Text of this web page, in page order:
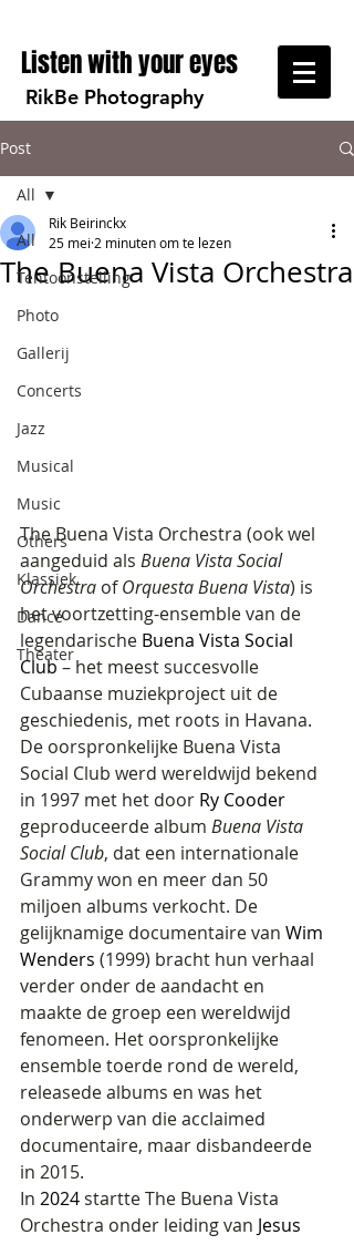
Listen with your eyes
RikBe Photography
Post
All
Tentoonstelling
Photo
Gallerij
Concerts
Jazz
Musical
Music
Others
Klassiek
Dance
Theater
All
The Buena Vista Orchestra
Rik Beirinckx
25 mei 2 minuten om te lezen
The Buena Vista Orchestra (ook wel
aangeduid als Buena Vista Social
Orchestra of Orquesta Buena Vista) is
het voortzetting-ensemble van de
legendarische Buena Vista Social
Club – het meest succesvolle
Cubaanse muziekproject uit de
geschiedenis, met roots in Havana.
De oorspronkelijke Buena Vista
Social Club werd wereldwijd bekend
in 1997 met het door Ry Cooder
geproduceerde album Buena Vista
Social Club, dat een internationale
Grammy won en meer dan 50
miljoen albums verkocht. De
gelijknamige documentaire van Wim
Wenders (1999) bracht hun verhaal
verder onder de aandacht en
maakte de groep een wereldwijd
fenomeen. Het oorspronkelijke
ensemble toerde rond de wereld,
releasede albums en was het
onderwerp van die acclaimed
documentaire, maar disbandeerde
in 2015.
In 2024 startte The Buena Vista
Orchestra onder leiding van Jesus